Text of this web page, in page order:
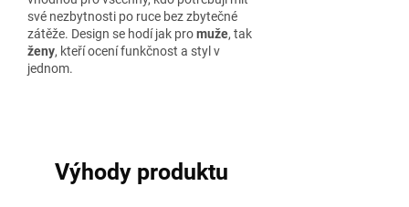
své nezbytnosti po ruce bez zbytečné
zátěže. Design se hodí jak promuže, tak
ženy, kteří ocení funkčnost a styl v
jednom.
Výhody produktu